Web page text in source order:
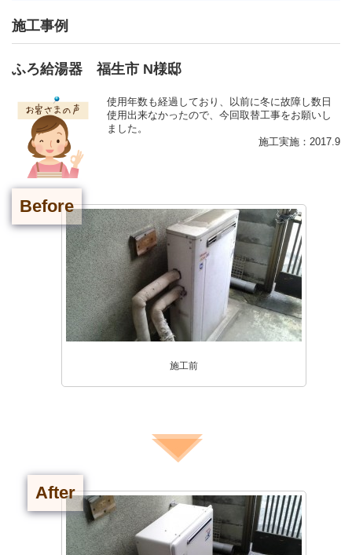
施工事例
ふろ給湯器 福生市 N様邸
使用年数も経過しており、以前に冬に故障し数日
使用出来なかったので、今回取替工事をお願いし
ました。
施工実施：2017.9
Before
施工前
After